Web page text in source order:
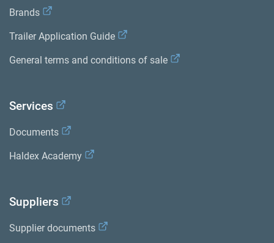
Brands
Trailer Application Guide
General terms and conditions of sale
Services
Documents
Haldex Academy
Suppliers
Supplier documents